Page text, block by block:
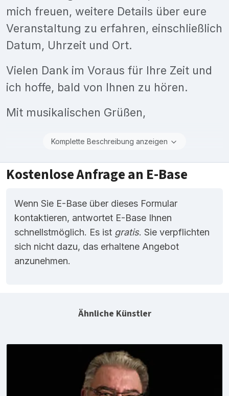
mich freuen, weitere Details über eure
Veranstaltung zu erfahren, einschließlich
Datum, Uhrzeit und Ort.
Vielen Dank im Voraus für Ihre Zeit und
ich hoffe, bald von Ihnen zu hören.
Mit musikalischen Grüßen,
Komplette Beschreibung anzeigen
Kostenlose Anfrage an E-Base
Wenn Sie E-Base über dieses Formular
kontaktieren, antwortet E-Base Ihnen
schnellstmöglich. Es ist gratis. Sie verpflichten
sich nicht dazu, das erhaltene Angebot
anzunehmen.
Ähnliche Künstler